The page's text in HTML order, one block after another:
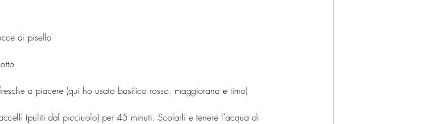
di pisello
a piacere (qui ho usato basilico rosso, maggiorana e timo)
(puliti dal picciuolo) per 45 minuti. Scolarli e tenere l’acqua di